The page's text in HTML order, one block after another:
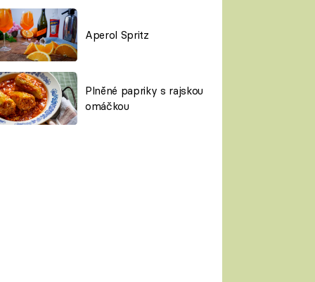
Aperol Spritz
Plněné papriky s rajskou
omáčkou